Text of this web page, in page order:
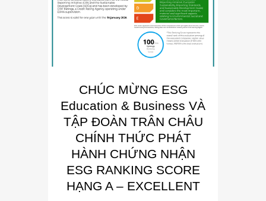
CHÚC MỪNG ESG
Education & Business VÀ
TẬP ĐOÀN TRÂN CHÂU
CHÍNH THỨC PHÁT
HÀNH CHỨNG NHẬN
ESG RANKING SCORE
HẠNG A – EXCELLENT